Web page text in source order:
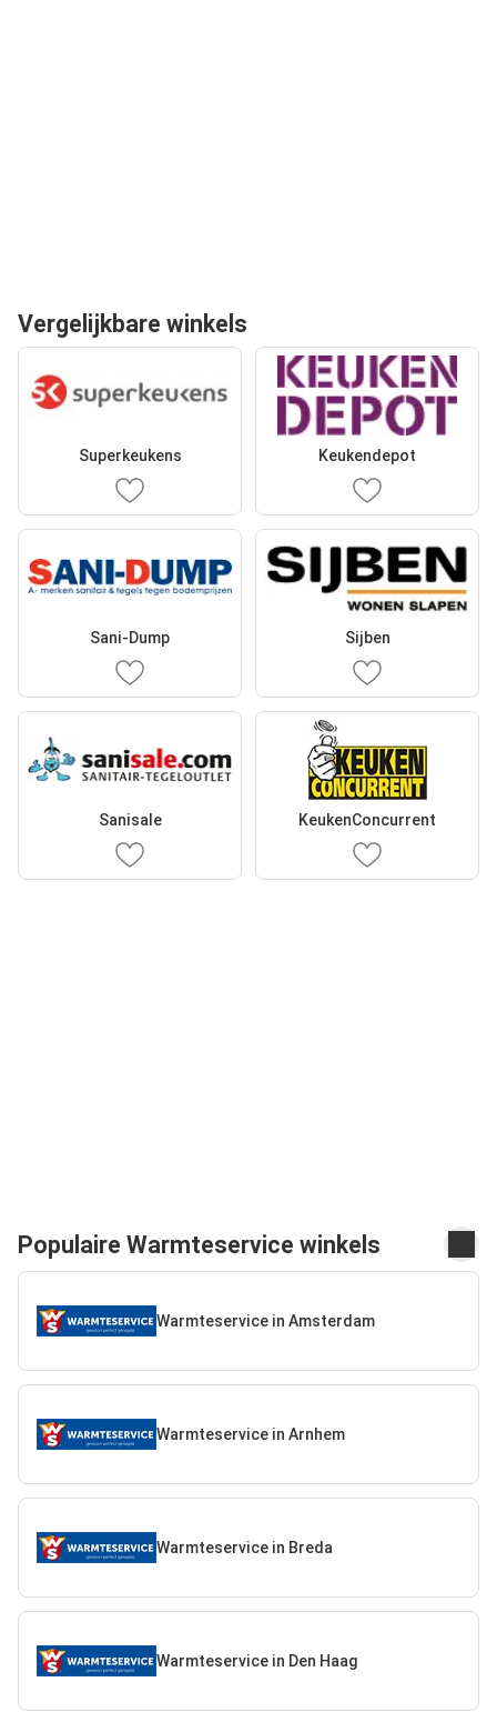
Vergelijkbare winkels
Superkeukens Keukendepot
Sani-Dump Sijben
Sanisale KeukenConcurrent
Populaire Warmteservice winkels
Warmteservice in Amsterdam
Warmteservice in Arnhem
Warmteservice in Breda
Warmteservice in Den Haag